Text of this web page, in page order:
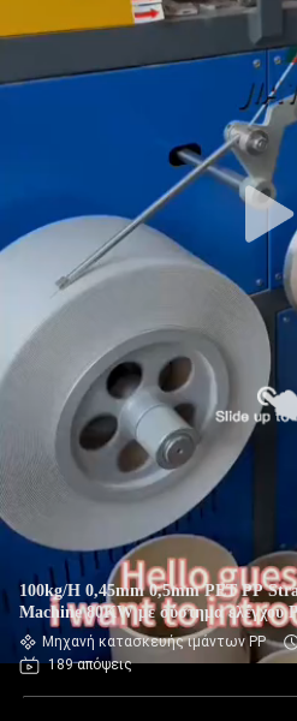
100kg/H 0,45mm 0,5mm PET PP
Machine 80KW με σύστημα ελέγχου
Μηχανή κατασκευής ιμάντων PP
189 απόψεις